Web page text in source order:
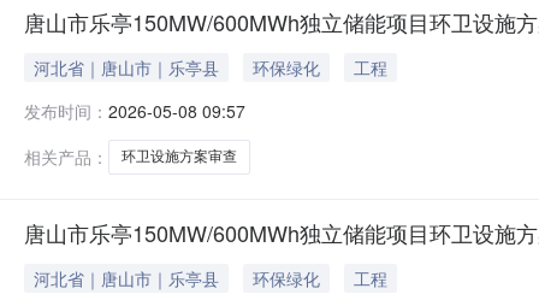
唐山市乐亭150MW/600MWh独立储能项目环卫设施
河北省｜唐山市｜乐亭县 环保绿化
工程
发布时间： 2026-05-08 09:57
相关产品：
环卫设施方案审查
唐山市乐亭150MW/600MWh独立储能项目环卫设施
河北省｜唐山市｜乐亭县 环保绿化
工程